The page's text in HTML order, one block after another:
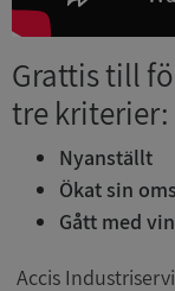
Grattis till
tre kriterier:
Nyanställt
Ökat sin
Gått med
Accis